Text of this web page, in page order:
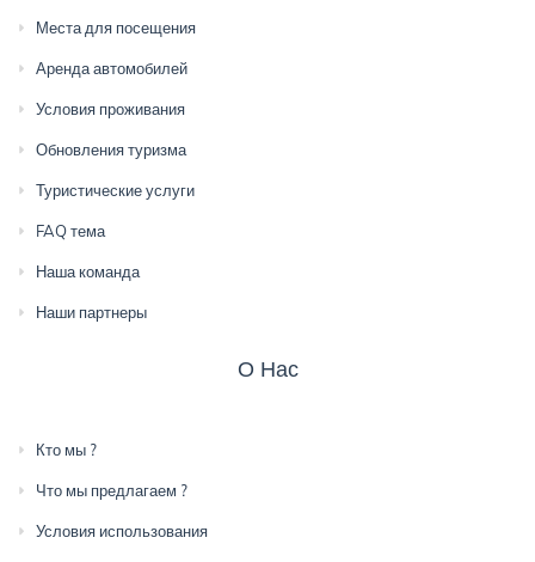
Места для посещения
Аренда автомобилей
Условия проживания
Обновления туризма
Туристические услуги
FAQ тема
Наша команда
Наши партнеры
О Нас
Кто мы ?
Что мы предлагаем ?
Условия использования